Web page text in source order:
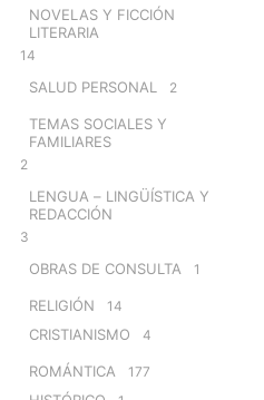
NOVELAS Y FICCIÓN
LITERARIA
14
SALUD PERSONAL 2
TEMAS SOCIALES Y
FAMILIARES
2
LENGUA – LINGÜÍSTICA Y
REDACCIÓN
3
OBRAS DE CONSULTA 1
RELIGIÓN 14
CRISTIANISMO 4
ROMÁNTICA 177